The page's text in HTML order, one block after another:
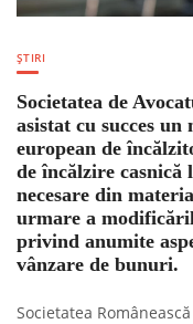
ȘTIRI
Societatea de
asistat cu succes
european de
de încălzire casnică
necesare din
urmare a
privind anumite
vânzare de bunuri.
Societatea